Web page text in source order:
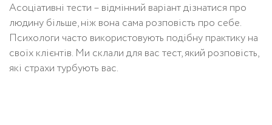
Асоціативні тести – відмінний варіант дізнатися про
людину більше, ніж вона сама розповість про себе.
Психологи часто використовують подібну практику на
своїх клієнтів. Ми склали для вас тест, який розповість,
які страхи турбують вас.